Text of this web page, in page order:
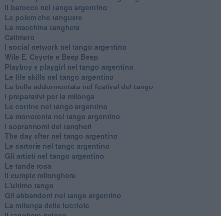
Il barocco nel tango argentino
Le polemiche tanguere
La macchina tanghera
Calimero
​I social network nel tango argentino
Wile E. Coyote e Beep Beep
Playboy e playgirl nel tango argentino
Le life skills nel tango argentino
La bella addormentata nel festival del tango
I preparativi per la milonga
Le cortine nel tango argentino
La monotonia nel tango argentino
I soprannomi dei tangheri
The day after nel tango argentino
Le sartorie nel tango argentino
Gli artisti nel tango argentino
Le tande rosa
Il cumple milonghero
L'ultimo tango
Gli abbandoni nel tango argentino
La milonga delle lucciole